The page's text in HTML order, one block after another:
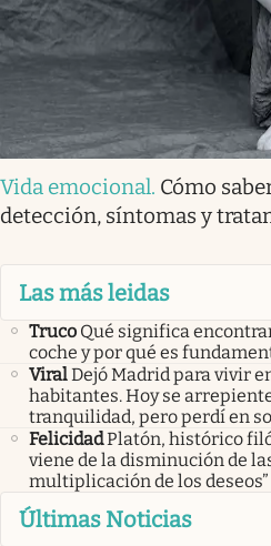
Vida emocional. Cómo
detección, síntomas y
Las más leidas
Truco Qué significa
coche y por qué es
ViralDejó Madrid para vivir
habitantes. Hoy se
tranquilidad, pero perdí en
FelicidadPlatón, histórico
viene de la disminución de
multiplicación de los deseos”
Últimas Noticias